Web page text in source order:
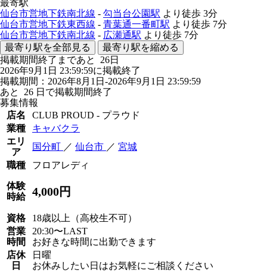
最寄駅
仙台市営地下鉄南北線 - 勾当台公園駅 より徒歩 3分
仙台市営地下鉄東西線 - 青葉通一番町駅 より徒歩 7分
仙台市営地下鉄南北線 - 広瀬通駅 より徒歩 7分
最寄り駅を全部見る
最寄り駅を縮める
掲載期間終了まであと 26日
2026年9月1日 23:59:59に掲載終了
掲載期間：2026年8月1日-2026年9月1日 23:59:59
あと 26 日で掲載期間終了
募集情報
店名
CLUB PROUD - プラウド
業種
キャバクラ
エリ
ア
国分町 ／ 仙台市 ／ 宮城
職種
フロアレディ
体験
時給
4,000円
資格
18歳以上（高校生不可）
営業
時間
20:30〜LAST
お好きな時間に出勤できます
店休
日
日曜
お休みしたい日はお気軽にご相談ください